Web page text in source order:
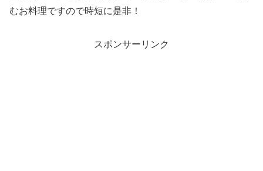
むお料理ですので時短に是非！
スポンサーリンク